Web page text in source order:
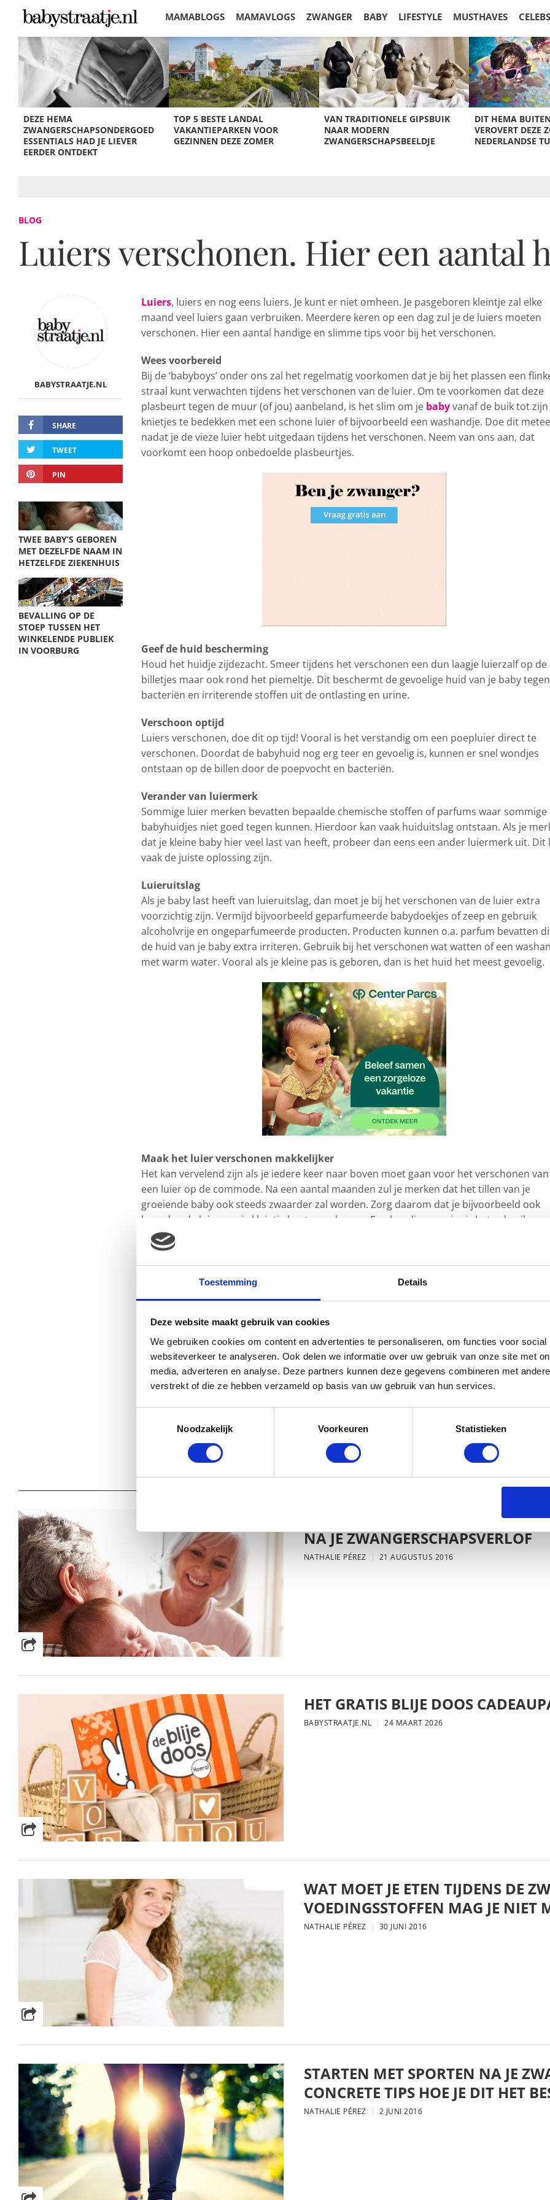
Toestemming Details
Deze website maakt gebruik van cookies
We gebruiken cookies om content en advertenties te personaliseren, om functies voor social
websiteverkeer te analyseren. Ook delen we informatie over uw gebruik van onze site met
media, adverteren en analyse. Deze partners kunnen deze gegevens combineren met
verstrekt of die ze hebben verzameld op basis van uw gebruik van hun services.
Noodzakelijk
Voorkeuren Statistieken
MAMABLOGS MAMAVLOGS ZWANGER BABY LIFESTYLE MUSTHAVES CELEBS
KORTINGEN
DEZE HEMA
ZWANGERSCHAPSONDERGOED
ESSENTIALS HAD JE LIEVER
EERDER ONTDEKT
TOP 5 BESTE LANDAL
VAKANTIEPARKEN VOOR
GEZINNEN DEZE ZOMER
VAN TRADITIONELE GIPSBUIK
NAAR MODERN
ZWANGERSCHAPSBEELDJE
DIT HEMA
VEROVERT DEZE
NEDERLANDSE
BLOG
Luiers verschonen. Hier een aantal
BABYSTRAATJE.NL
SHARE
TWEET
PIN
TWEE BABY’S GEBOREN
MET DEZELFDE NAAM IN
HETZELFDE ZIEKENHUIS
BEVALLING OP DE
STOEP TUSSEN HET
WINKELENDE PUBLIEK
IN VOORBURG
Luiers, luiers en nog eens luiers. Je kunt er niet omheen. Je pasgeboren kleintje zal elke
maand veel luiers gaan verbruiken. Meerdere keren op een dag zul je de luiers moeten
verschonen. Hier een aantal handige en slimme tips voor bij het verschonen.
Wees voorbereid
Bij de ‘babyboys’ onder ons zal het regelmatig voorkomen dat je bij het plassen een
straal kunt verwachten tijdens het verschonen van de luier. Om te voorkomen dat deze
plasbeurt tegen de muur (of jou) aanbeland, is het slim om je babyvanaf de buik tot zijn
knietjes te bedekken met een schone luier of bijvoorbeeld een washandje. Doe dit
nadat je de vieze luier hebt uitgedaan tijdens het verschonen. Neem van ons aan, dat
voorkomt een hoop onbedoelde plasbeurtjes.
Geef de huid bescherming
Houd het huidje zijdezacht. Smeer tijdens het verschonen een dun laagje luierzalf op de
billetjes maar ook rond het piemeltje. Dit beschermt de gevoelige huid van je baby tegen
bacteriën en irriterende stoffen uit de ontlasting en urine.
Verschoon optijd
Luiers verschonen, doe dit op tijd! Vooral is het verstandig om een poepluier direct te
verschonen. Doordat de babyhuid nog erg teer en gevoelig is, kunnen er snel wondjes
ontstaan op de billen door de poepvocht en bacteriën.
Verander van luiermerk
Sommige luier merken bevatten bepaalde chemische stoffen of parfums waar sommige
babyhuidjes niet goed tegen kunnen. Hierdoor kan vaak huiduitslag ontstaan. Als je
dat je kleine baby hier veel last van heeft, probeer dan eens een ander luiermerk uit. Dit
vaak de juiste oplossing zijn.
Luieruitslag
Als je baby last heeft van luieruitslag, dan moet je bij het verschonen van de luier extra
voorzichtig zijn. Vermijd bijvoorbeeld geparfumeerde babydoekjes of zeep en gebruik
alcoholvrije en ongeparfumeerde producten. Producten kunnen o.a. parfum bevatten
de huid van je baby extra irriteren. Gebruik bij het verschonen wat watten of een
met warm water. Vooral als je kleine pas is geboren, dan is het huid het meest gevoelig.
Maak het luier verschonen makkelijker
Het kan vervelend zijn als je iedere keer naar boven moet gaan voor het verschonen van
een luier op de commode. Na een aantal maanden zul je merken dat het tillen van je
groeiende baby ook steeds zwaarder zal worden. Zorg daarom dat je bijvoorbeeld ook
beneden de luier van je kleintje kunt verschonen. Een handige manier is het gebruik van
luiermatje. Zorg natuurlijk dat je zowel boven als beneden een kleine luiervoorraad hebt
liggen.
Wegwerp luierzakjes
stoppen. Dit kan vooral handig zijn als je bijvoorbeeld ergens op visite bent.
Klik hier en lees meer blogs…
MEER BLOG
EINDE VERLOF? 8 TIPS DIE JE
NA JE ZWANGERSCHAPSVERLOF
NATHALIE PÉREZ 21 AUGUSTUS 2016
HET GRATIS BLIJE DOOS
BABYSTRAATJE.NL 24 MAART 2026
WAT MOET JE ETEN TIJDENS DE
VOEDINGSSTOFFEN MAG JE NIET
NATHALIE PÉREZ 30 JUNI 2016
STARTEN MET SPORTEN NA JE
CONCRETE TIPS HOE JE DIT HET
NATHALIE PÉREZ 2 JUNI 2016